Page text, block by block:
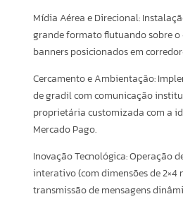
Mídia Aérea e Direcional:
grande formato flutuando sobre o
banners posicionados em
Cercamento e Ambientação:
de gradil com comunicação
proprietária customizada com a
Mercado Pago.
Inovação Tecnológica: Operação
interativo (com dimensões de 2×4
transmissão de mensagens